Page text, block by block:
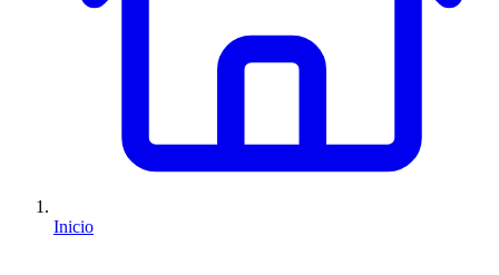
Inicio